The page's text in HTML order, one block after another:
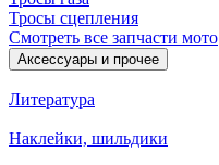
Тросы сцепления
Смотреть все запчасти мото
Аксессуары и прочее
Литература
Наклейки, шильдики